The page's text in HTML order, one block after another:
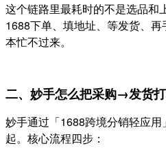
这个链路里最耗时的不是选品和
1688下单、填地址、等发货、
本忙不过来。
二、妙手怎么把采购→发货
妙手通过「1688跨境分销轻应
起。核心流程四步：